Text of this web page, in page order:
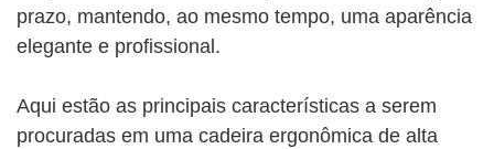
prazo, mantendo, ao mesmo tempo, uma aparência
elegante e profissional.
Aqui estão as principais características a serem
procuradas em uma cadeira ergonômica de alta